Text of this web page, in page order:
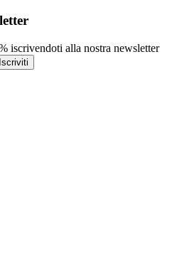
iscrivendoti alla nostra newsletter
Iscriviti